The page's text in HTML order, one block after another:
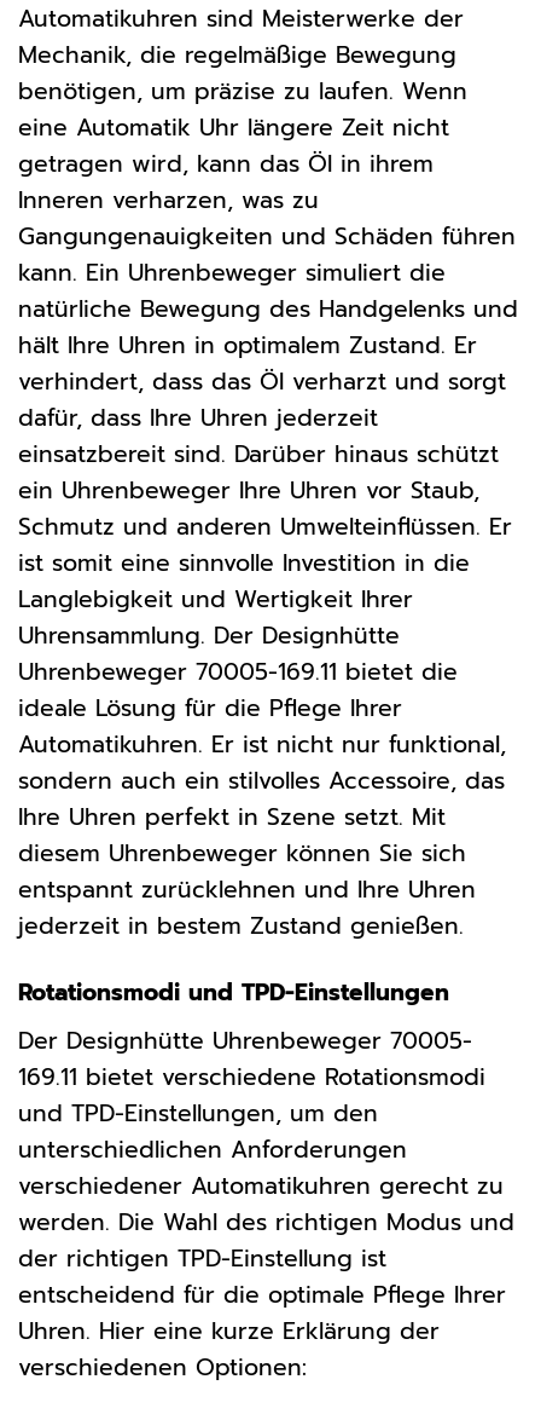
Automatikuhren sind Meisterwerke der
Mechanik, die regelmäßige Bewegung
benötigen, um präzise zu laufen. Wenn
eine Automatik Uhr längere Zeit nicht
getragen wird, kann das Öl in ihrem
Inneren verharzen, was zu
Gangungenauigkeiten und Schäden führen
kann. Ein Uhrenbeweger simuliert die
natürliche Bewegung des Handgelenks und
hält Ihre Uhren in optimalem Zustand. Er
verhindert, dass das Öl verharzt und sorgt
dafür, dass Ihre Uhren jederzeit
einsatzbereit sind. Darüber hinaus schützt
ein Uhrenbeweger Ihre Uhren vor Staub,
Schmutz und anderen Umwelteinflüssen. Er
ist somit eine sinnvolle Investition in die
Langlebigkeit und Wertigkeit Ihrer
Uhrensammlung. Der Designhütte
Uhrenbeweger 70005-169.11 bietet die
ideale Lösung für die Pflege Ihrer
Automatikuhren. Er ist nicht nur funktional,
sondern auch ein stilvolles Accessoire, das
Ihre Uhren perfekt in Szene setzt. Mit
diesem Uhrenbeweger können Sie sich
entspannt zurücklehnen und Ihre Uhren
jederzeit in bestem Zustand genießen.
Rotationsmodi und TPD-Einstellungen
Der Designhütte Uhrenbeweger 70005-
169.11 bietet verschiedene Rotationsmodi
und TPD-Einstellungen, um den
unterschiedlichen Anforderungen
verschiedener Automatikuhren gerecht zu
werden. Die Wahl des richtigen Modus und
der richtigen TPD-Einstellung ist
entscheidend für die optimale Pflege Ihrer
Uhren. Hier eine kurze Erklärung der
verschiedenen Optionen: